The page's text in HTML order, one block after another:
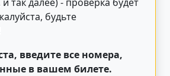
будьте
введите все номера,
в вашем билете.